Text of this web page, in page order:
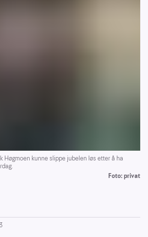
Høgmoen kunne slippe jubelen løs etter å ha
Foto: privat